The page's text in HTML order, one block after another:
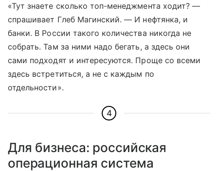
«Тут знаете сколько топ-менеджмента ходит? —
спрашивает Глеб Магинский. — И нефтянка, и
банки. В России такого количества никогда не
собрать. Там за ними надо бегать, а здесь они
сами подходят и интересуются. Проще со всеми
здесь встретиться, а не с каждым по
отдельности».
4
Для бизнеса: российская
операционная система